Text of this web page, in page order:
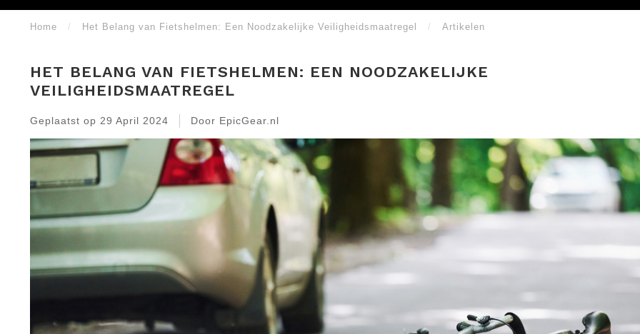
Home / Het Belang van Fietshelmen: Een Noodzakelijke Veiligheidsmaatregel / Artikelen
HET BELANG VAN FIETSHELMEN: EEN NOODZAKELIJKE
VEILIGHEIDSMAATREGEL
Geplaatst op 29 April 2024 Door EpicGear.nl